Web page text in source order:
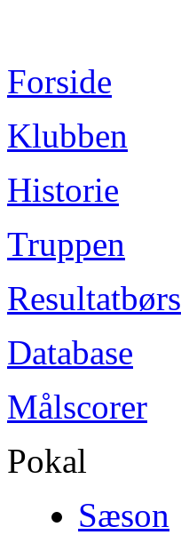
Forside
Klubben
Historie
Truppen
Resultatbørs
Database
Målscorer
Pokal
Sæson